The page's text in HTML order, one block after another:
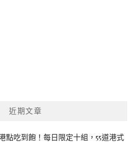
近期文章
點吃到飽！每日限定十組，55道港式